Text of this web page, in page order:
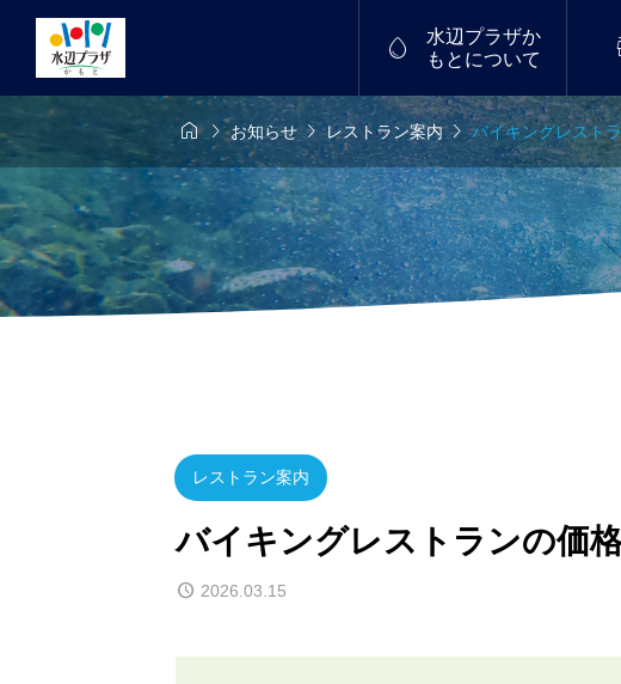

水辺プラザか
もとについて
お知らせレストラン案内バイキングレスト
レストラン案内
バイキングレストランの価
2026.03.15